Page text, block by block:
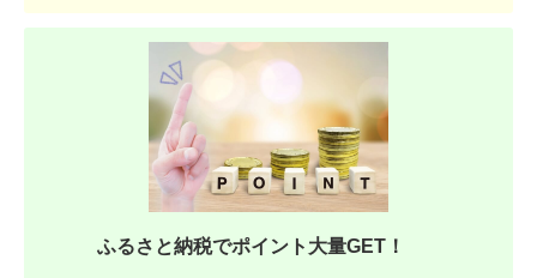
ふるさと納税でポイント大量GET！